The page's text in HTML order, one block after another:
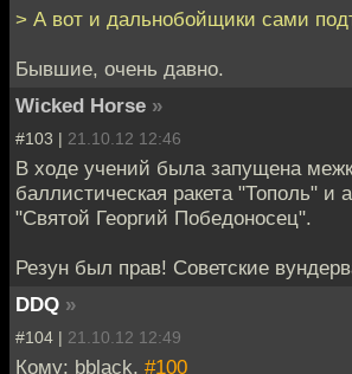
> А вот и дальнобойщики сами
Бывшие, очень давно.
Wicked Horse »
#103 | 21.10.12 12:46
В ходе учений была запущена
баллистическая ракета "Тополь" и
"Святой Георгий Победоносец".
Резун был прав! Советские
DDQ »
#104 | 21.10.12 12:49
Кому: bblack, #100